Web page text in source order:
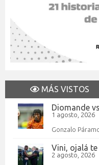
MÁS VISTOS
Diomande
1 agosto, 2026
Gonzalo
Vini, ojalá te
2 agosto, 2026